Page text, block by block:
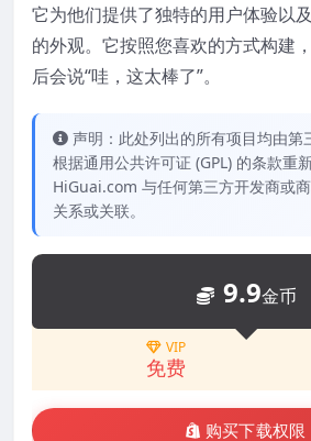
它为他们提供了独特的用户体验以
的外观。它按照您喜欢的方式构建
后会说“哇，这太棒了”。
声明：此处列出的所有项目均由第
根据通用公共许可证 (GPL) 的条款重新
HiGuai.com 与任何第三方开发商或
关系或关联。
9.9金币
VIP
免费
购买下载权限